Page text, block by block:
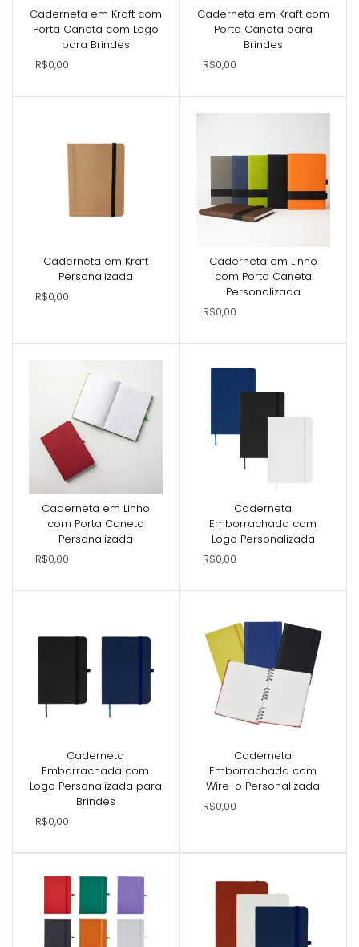
Caderneta em Kraft com
Porta Caneta com Logo
para Brindes
R$0,00
Caderneta em Kraft com
Porta Caneta para
Brindes
R$0,00
Caderneta em Kraft
Personalizada
R$0,00
Caderneta em Linho
com Porta Caneta
Personalizada
R$0,00
Caderneta em Linho
com Porta Caneta
Personalizada
R$0,00
Caderneta
Emborrachada com
Logo Personalizada
R$0,00
Caderneta
Emborrachada com
Logo Personalizada para
Brindes
R$0,00
Caderneta
Emborrachada com
Wire-o Personalizada
R$0,00